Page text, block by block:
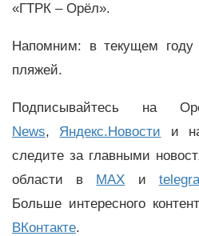
«ГТРК – Орёл».
Напомним: в текущем году
пляжей.
Подписывайтесь на
News, Яндекс.Новости и
следите за главными
области в MAX и
Больше интересного
ВКонтакте.